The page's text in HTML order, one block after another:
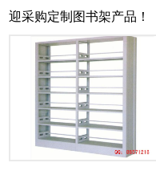
迎采购定制图书架产品！